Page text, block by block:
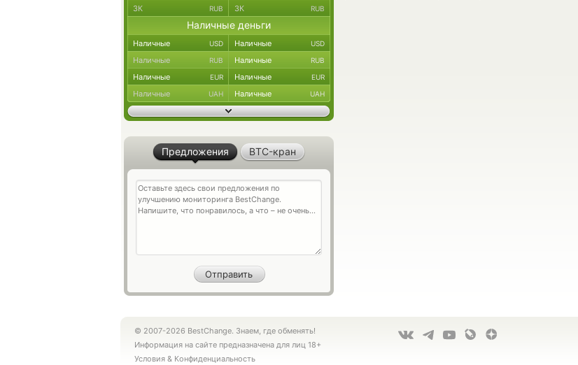
ЗК RUB ЗК RUB
Наличные деньги
Наличные USD Наличные USD
Наличные RUB Наличные RUB
Наличные EUR Наличные EUR
Наличные UAH Наличные UAH
Предложения BTC-кран
© 2007-2026 BestChange. Знаем, где обменять!
Информация на сайте предназначена для лиц 18+
Условия & Конфиденциальность